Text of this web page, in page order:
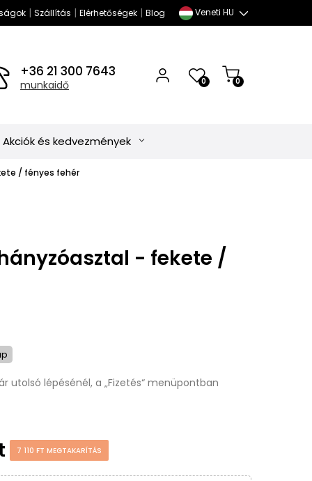
| Szállítás | Elérhetőségek| Blog Veneti HU
+36 21 300 7643
munkaidő 0 0
Akciók és kedvezmények
/ fényes fehér
- fekete /
utolsó lépésénél, a „Fizetés“ menüpontban
7 110 FT MEGTAKARÍTÁS